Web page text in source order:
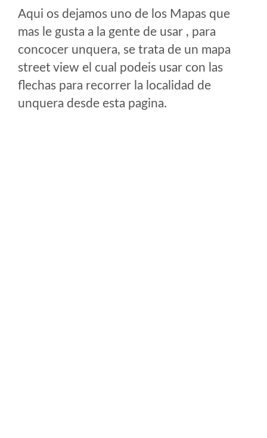
Aqui os dejamos uno de los Mapas que
mas le gusta a la gente de usar , para
concocer unquera, se trata de un mapa
street view el cual podeis usar con las
flechas para recorrer la localidad de
unquera desde esta pagina.